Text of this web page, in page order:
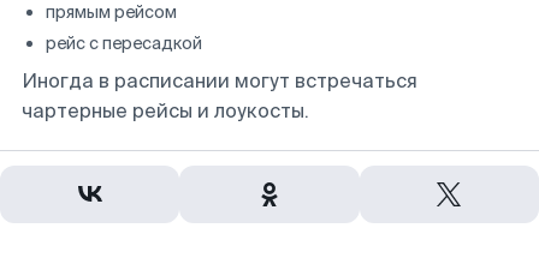
прямым рейсом
рейс с пересадкой
Иногда в расписании могут встречаться
чартерные рейсы и лоукосты.